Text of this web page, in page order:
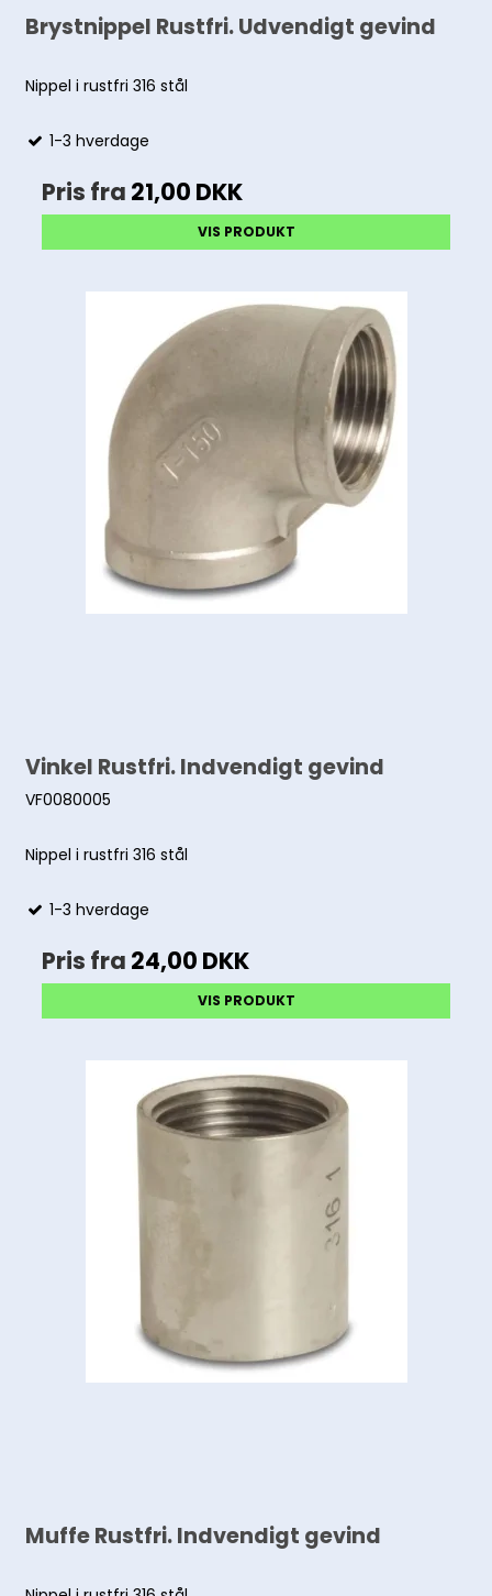
Brystnippel Rustfri. Udvendigt gevind
Nippel i rustfri 316 stål
1-3 hverdage
Pris fra 21,00 DKK
VIS PRODUKT
Vinkel Rustfri. Indvendigt gevind
VF0080005
Nippel i rustfri 316 stål
1-3 hverdage
Pris fra 24,00 DKK
VIS PRODUKT
Muffe Rustfri. Indvendigt gevind